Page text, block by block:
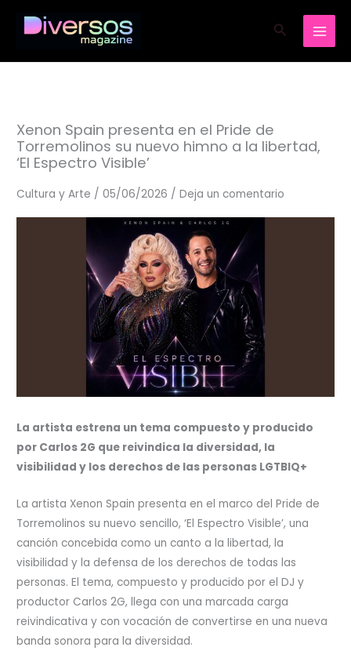
Buscar
Xenon Spain presenta en el Pride de
Torremolinos su nuevo himno a la libertad,
‘El Espectro Visible’
Cultura y Arte /05/06/2026 /Deja un comentario
La artista estrena un tema compuesto y producido
por Carlos 2G que reivindica la diversidad, la
visibilidad y los derechos de las personas LGTBIQ+
La artista Xenon Spain presenta en el marco del Pride de
Torremolinos su nuevo sencillo, ‘El Espectro Visible’, una
canción concebida como un canto a la libertad, la
visibilidad y la defensa de los derechos de todas las
personas. El tema, compuesto y producido por el DJ y
productor Carlos 2G, llega con una marcada carga
reivindicativa y con vocación de convertirse en una nueva
banda sonora para la diversidad.